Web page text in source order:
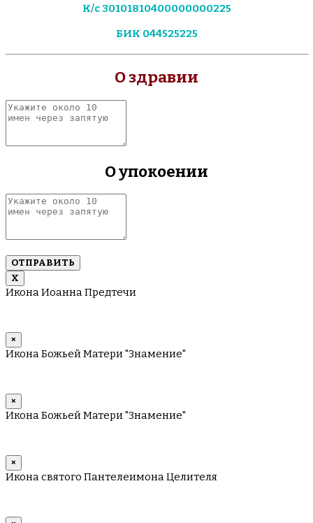
К/с 30101810400000000225
БИК 044525225
О здравии
Укажите
около
имен
О упокоении
Укажите
около
имен
запятую
Х
Икона Иоанна Предтечи
×
Икона Божьей Матери "Знамение"
×
Икона Божьей Матери "Знамение"
×
Икона святого Пантелеимона Целителя